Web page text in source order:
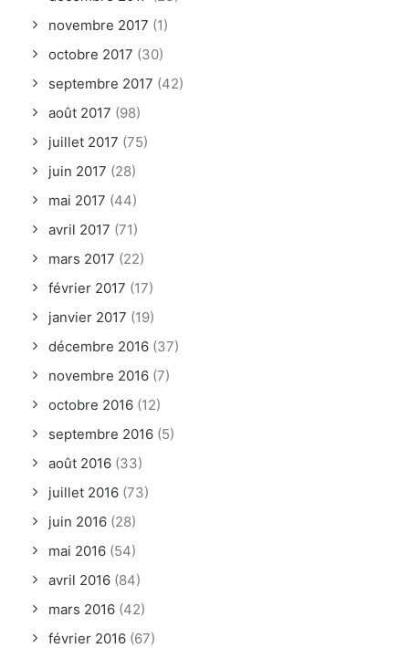
novembre 2017 (1)
octobre 2017 (30)
septembre 2017 (42)
août 2017 (98)
juillet 2017 (75)
juin 2017 (28)
mai 2017 (44)
avril 2017 (71)
mars 2017 (22)
février 2017 (17)
janvier 2017 (19)
décembre 2016 (37)
novembre 2016 (7)
octobre 2016 (12)
septembre 2016 (5)
août 2016 (33)
juillet 2016 (73)
juin 2016 (28)
mai 2016 (54)
avril 2016 (84)
mars 2016 (42)
février 2016 (67)